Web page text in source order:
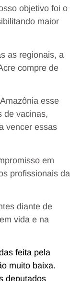
objetivo foi o
maior
as regionais, a
compre de
esse
de vacinas,
vencer essas
em
profissionais da
diante de
vida e na
feita pela
muito baixa.
deputados